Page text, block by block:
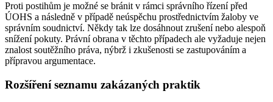
Proti postihům je možné se bránit v rámci správního řízení před
ÚOHS a následně v případě neúspěchu prostřednictvím žaloby ve
správním soudnictví. Někdy tak lze dosáhnout zrušení nebo alespoň
snížení pokuty. Právní obrana v těchto případech ale vyžaduje nejen
znalost soutěžního práva, nýbrž i zkušenosti se zastupováním a
přípravou argumentace.
Rozšíření seznamu zakázaných praktik